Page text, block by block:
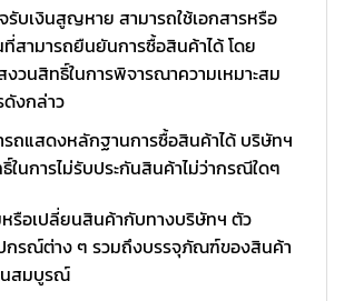
รับเงินสูญหาย สามารถใช้เอกสารหรือ
สามารถยืนยันการซื้อสินค้าได้ โดย
วนสิทธิ์ในการพิจารณาความเหมาะสม
ดังกล่าว
รถแสดงหลักฐานการซื้อสินค้าได้ บริษัทฯ
ในการไม่รับประกันสินค้าไม่ว่ากรณีใดๆ
รือเปลี่ยนสินค้ากับทางบริษัทฯ ตัว
กรณ์ต่าง ๆ รวมถึงบรรจุภัณฑ์ของสินค้า
สมบูรณ์